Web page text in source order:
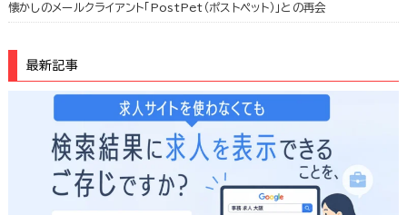
懐かしのメールクライアント「PostPet（ポストペット）」との再会
最新記事